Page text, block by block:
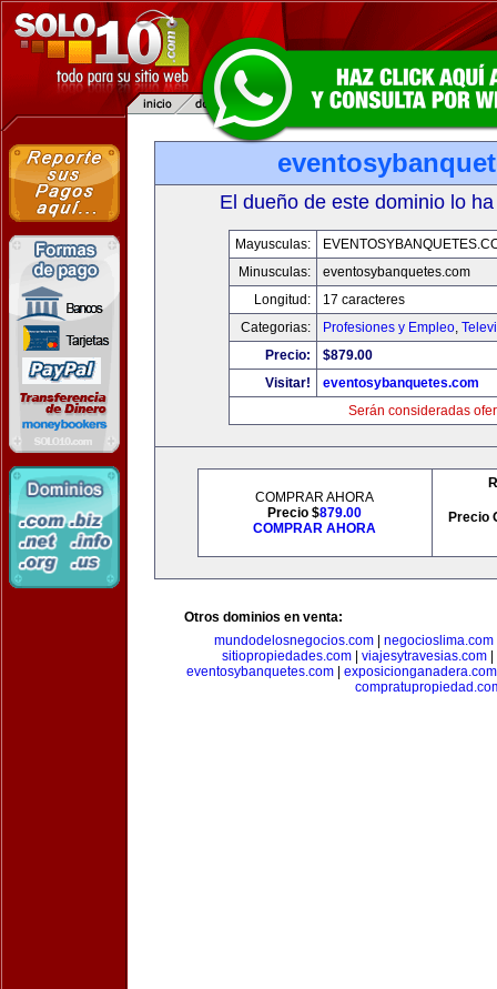
El dueño de este dominio lo
Mayusculas:
Minusculas:
eventosybanquetes.com
Longitud:
17 caracteres
Categorias:
Profesiones y Empleo,
Precio:
$879.00
Visitar!
eventosybanquetes.com
Serán consideradas
COMPRAR AHORA
Precio $879.00
COMPRAR AHORA
Precio
Otros dominios en venta:
mundodelosnegocios.com| negocioslima.com
sitiopropiedades.com| viajesytravesias.com|
eventosybanquetes.com| exposicionganadera.com